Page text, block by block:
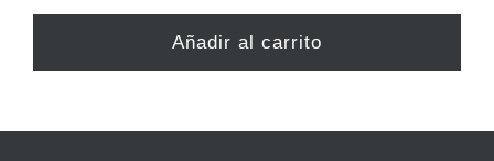
Añadir al carrito